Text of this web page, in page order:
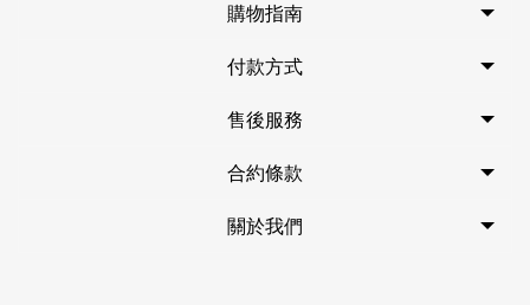
購物指南
付款方式
售後服務
合約條款
關於我們